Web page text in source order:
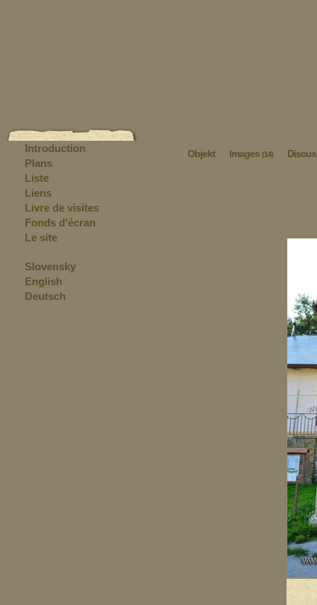
Objekt Images (14)
Introduction
Plans
Liste
Liens
Livre de visites
Fonds d'écran
Le site
Slovensky
English
Deutsch